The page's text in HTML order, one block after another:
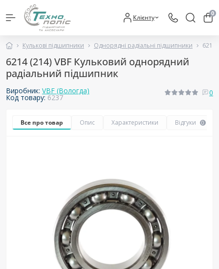
Клієнту 0
Кулькові підшипники Однорядні радіальні підшипники 6214
6214 (214) VBF Кульковий однорядний
радіальний підшипник
Виробник: VBF (Вологда)
Код товару:6237
0
Все про товар Опис Характеристики Відгуки 0